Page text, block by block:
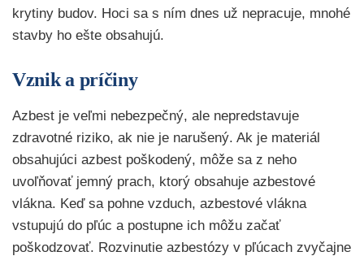
krytiny budov. Hoci sa s ním dnes už nepracuje, mnohé
stavby ho ešte obsahujú.
Vznik a príčiny
Azbest je veľmi nebezpečný, ale nepredstavuje
zdravotné riziko, ak nie je narušený. Ak je materiál
obsahujúci azbest poškodený, môže sa z neho
uvoľňovať jemný prach, ktorý obsahuje azbestové
vlákna. Keď sa pohne vzduch, azbestové vlákna
vstupujú do pľúc a postupne ich môžu začať
poškodzovať. Rozvinutie azbestózy v pľúcach zvyčajne